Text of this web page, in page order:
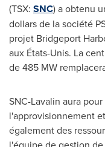
(TSX: SNC) a obtenu
dollars de la société
projet Bridgeport
aux États-Unis. La
de 485 MW
SNC-Lavalin aura
l'approvisionnement
également des